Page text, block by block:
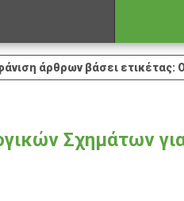
άρθρων βάσει ετικέτας:
Σχημάτων